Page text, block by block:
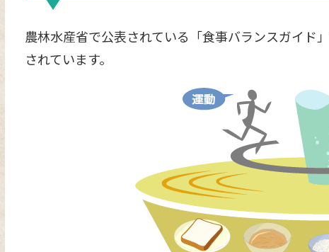
農林水産省で公表されている「食事バランスガイド
されています。